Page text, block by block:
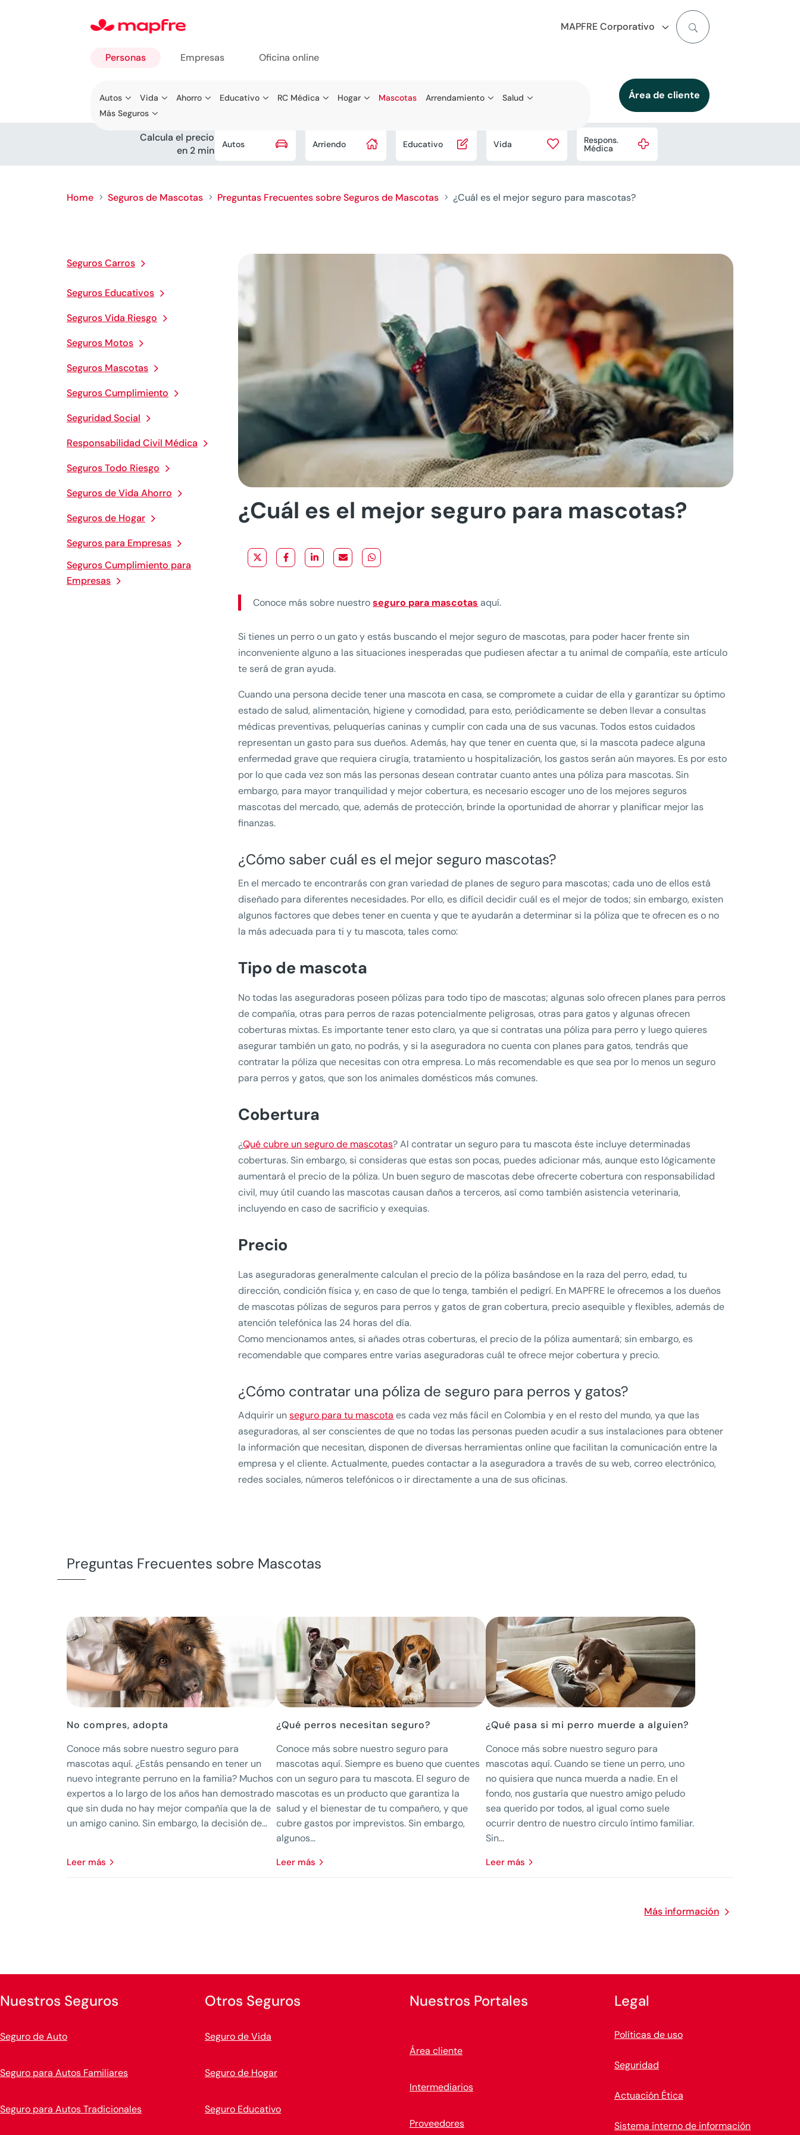
MAPFRE Corporativo
Área de cliente
Personas
Ir a
Personas
Autos Vida Ahorro Educativo RC Médica Hogar Mascotas Arrendamiento
Salud
Más Seguros
Empresas Oficina online
Calcula el precio
en 2 min

Autos 
Arriendo 
Educativo 
Vida 
Respons.
Médica
Home 5 Seguros de Mascotas 5 Preguntas Frecuentes sobre Seguros de Mascotas 5 ¿Cuál es el mejor seguro para mascotas?
Seguros Carros
Seguros Educativos
Seguros Vida Riesgo
Seguros Motos
Seguros Mascotas
Seguros Cumplimiento
Seguridad Social
Responsabilidad Civil Médica
Seguros Todo Riesgo
Seguros de Vida Ahorro
Seguros de Hogar
Seguros para Empresas
Seguros Cumplimiento para
Empresas
¿Cuál es el mejor seguro para mascotas?
Conoce más sobre nuestroseguro para mascotas aquí.
Si tienes un perro o un gato y estás buscando el mejor seguro de mascotas, para poder hacer frente sin
inconveniente alguno a las situaciones inesperadas que pudiesen afectar a tu animal de compañía, este artículo
te será de gran ayuda.
Cuando una persona decide tener una mascota en casa, se compromete a cuidar de ella y garantizar su óptimo
estado de salud, alimentación, higiene y comodidad, para esto, periódicamente se deben llevar a consultas
médicas preventivas, peluquerías caninas y cumplir con cada una de sus vacunas. Todos estos cuidados
representan un gasto para sus dueños. Además, hay que tener en cuenta que, si la mascota padece alguna
enfermedad grave que requiera cirugía, tratamiento u hospitalización, los gastos serán aún mayores. Es por esto
por lo que cada vez son más las personas desean contratar cuanto antes una póliza para mascotas. Sin
embargo, para mayor tranquilidad y mejor cobertura, es necesario escoger uno de los mejores seguros
mascotas del mercado, que, además de protección, brinde la oportunidad de ahorrar y planificar mejor las
finanzas.
¿Cómo saber cuál es el mejor seguro mascotas?
En el mercado te encontrarás con gran variedad de planes de seguro para mascotas; cada uno de ellos está
diseñado para diferentes necesidades. Por ello, es difícil decidir cuál es el mejor de todos; sin embargo, existen
algunos factores que debes tener en cuenta y que te ayudarán a determinar si la póliza que te ofrecen es o no
la más adecuada para ti y tu mascota, tales como:
Tipo de mascota
No todas las aseguradoras poseen pólizas para todo tipo de mascotas; algunas solo ofrecen planes para perros
de compañía, otras para perros de razas potencialmente peligrosas, otras para gatos y algunas ofrecen
coberturas mixtas. Es importante tener esto claro, ya que si contratas una póliza para perro y luego quieres
asegurar también un gato, no podrás, y si la aseguradora no cuenta con planes para gatos, tendrás que
contratar la póliza que necesitas con otra empresa. Lo más recomendable es que sea por lo menos un seguro
para perros y gatos, que son los animales domésticos más comunes.
Cobertura
¿Qué cubre un seguro de mascotas? Al contratar un seguro para tu mascota éste incluye determinadas
coberturas. Sin embargo, si consideras que estas son pocas, puedes adicionar más, aunque esto lógicamente
aumentará el precio de la póliza. Un buen seguro de mascotas debe ofrecerte cobertura con responsabilidad
civil, muy útil cuando las mascotas causan daños a terceros, así como también asistencia veterinaria,
incluyendo en caso de sacrificio y exequias.
Precio
Las aseguradoras generalmente calculan el precio de la póliza basándose en la raza del perro, edad, tu
dirección, condición física y, en caso de que lo tenga, también el pedigrí. En MAPFRE le ofrecemos a los dueños
de mascotas pólizas de seguros para perros y gatos de gran cobertura, precio asequible y flexibles, además de
atención telefónica las 24 horas del día.
Como mencionamos antes, si añades otras coberturas, el precio de la póliza aumentará; sin embargo, es
recomendable que compares entre varias aseguradoras cuál te ofrece mejor cobertura y precio.
¿Cómo contratar una póliza de seguro para perros y gatos?
Adquirir unseguro para tu mascota es cada vez más fácil en Colombia y en el resto del mundo, ya que las
aseguradoras, al ser conscientes de que no todas las personas pueden acudir a sus instalaciones para obtener
la información que necesitan, disponen de diversas herramientas online que facilitan la comunicación entre la
empresa y el cliente. Actualmente, puedes contactar a la aseguradora a través de su web, correo electrónico,
redes sociales, números telefónicos o ir directamente a una de sus oficinas.
Preguntas Frecuentes sobre Mascotas
No compres, adopta
Conoce más sobre nuestro seguro para
mascotas aquí. ¿Estás pensando en tener un
nuevo integrante perruno en la familia? Muchos
expertos a lo largo de los años han demostrado
que sin duda no hay mejor compañía que la de
un amigo canino. Sin embargo, la decisión de...
leer más
¿Qué perros necesitan seguro?
Conoce más sobre nuestro seguro para
mascotas aquí. Siempre es bueno que cuentes
con un seguro para tu mascota. El seguro de
mascotas es un producto que garantiza la
salud y el bienestar de tu compañero, y que
cubre gastos por imprevistos. Sin embargo,
algunos...
leer más
¿Qué pasa si mi perro muerde a alguien?
Conoce más sobre nuestro seguro para
mascotas aquí. Cuando se tiene un perro, uno
no quisiera que nunca muerda a nadie. En el
fondo, nos gustaría que nuestro amigo peludo
sea querido por todos, al igual como suele
ocurrir dentro de nuestro círculo íntimo familiar.
Sin...
leer más
Más información
Nuestros Seguros
Seguro de Auto
Seguro para Autos Familiares
Seguro para Autos Tradicionales
Otros Seguros
Seguro de Vida
Seguro de Hogar
Seguro Educativo
Nuestros Portales
Área cliente
Intermediarios
Proveedores
Legal
Políticas de uso
Seguridad
Actuación Ética
Sistema interno de información